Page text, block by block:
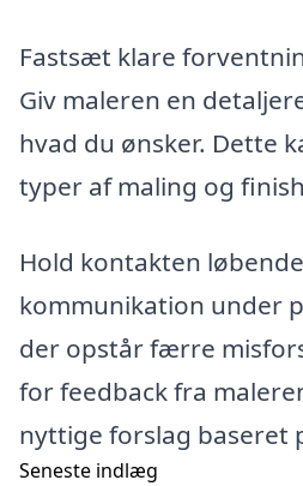
Fastsæt klare
Giv maleren en
hvad du ønsker. Dette
typer af maling og
Hold kontakten
kommunikation under
der opstår færre
for feedback fra
nyttige forslag baseret
Seneste indlæg